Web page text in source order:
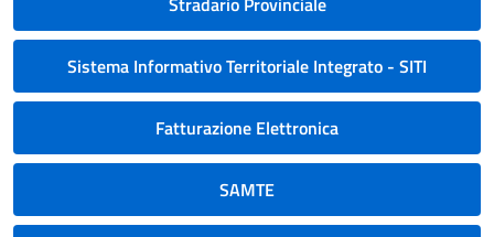
Sistema Informativo Territoriale Integrato - SITI
Fatturazione Elettronica
SAMTE